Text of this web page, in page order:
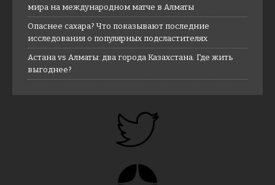
мира на международном матче в Алматы
Опаснее сахара? Что показывают последние
исследования о популярных подсластителях
Астана vs Алматы: два города Казахстана. Где жить
выгоднее?